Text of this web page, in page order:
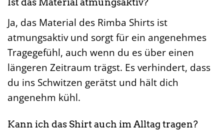
Ja, das Material des Rimba Shirts ist
atmungsaktiv und sorgt für ein angenehmes
Tragegefühl, auch wenn du es über einen
längeren Zeitraum trägst. Es verhindert, dass
du ins Schwitzen gerätst und hält dich
angenehm kühl.
Kann ich das Shirt auch im Alltag tragen?